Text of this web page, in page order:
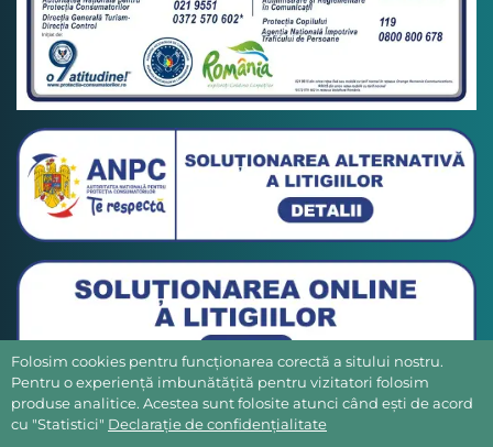
Folosim cookies pentru funcționarea corectă a sitului nostru.
Pentru o experiență imbunătățită pentru vizitatori folosim
produse analitice. Acestea sunt folosite atunci când ești de acord
cu "Statistici" Declarație de confidențialitate